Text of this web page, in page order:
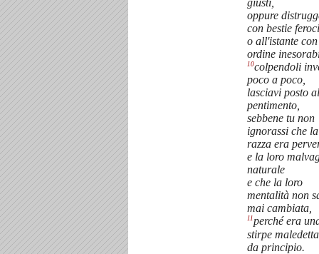
giusti,
oppure
con bestie feroci
o all'istante
ordine
10colpendoli
poco a poco,
lasciavi posto al
pentimento,
sebbene tu non
ignorassi che
razza era
e la loro
naturale
e che la loro
mentalità non
mai cambiata,
11perché era
stirpe
da principio.